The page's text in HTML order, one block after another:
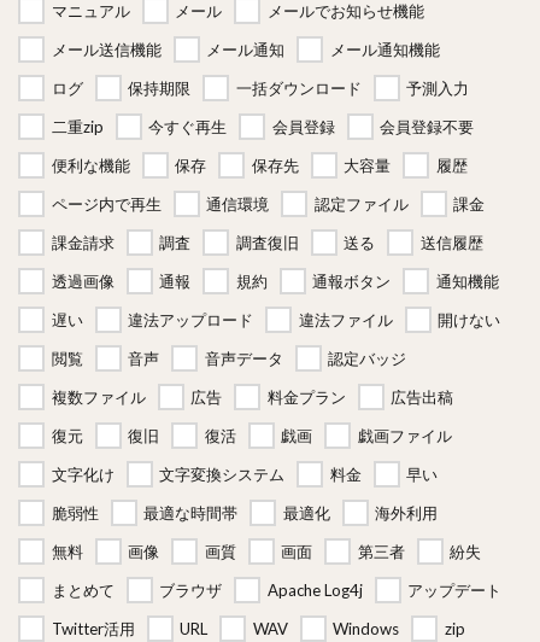
マニュアル
メール
メールでお知らせ機能
メール送信機能
メール通知
メール通知機能
ログ
保持期限 一括ダウンロード
予測入力
二重zip
今すぐ再生 会員登録
会員登録不要
便利な機能
保存 保存先 大容量
履歴
ページ内で再生
通信環境 認定ファイル
課金
課金請求
調査 調査復旧 送る
送信履歴
透過画像
通報 規約 通報ボタン
通知機能
遅い
違法アップロード 違法ファイル
開けない
閲覧
音声 音声データ
認定バッジ
複数ファイル
広告 料金プラン
広告出稿
復元
復旧 復活 戯画
戯画ファイル
文字化け
文字変換システム 料金
早い
脆弱性
最適な時間帯 最適化
海外利用
無料
画像 画質 画面 第三者
紛失
まとめて
ブラウザ Apache Log4j
アップデート
Twitter活用
URL WAV Windows
zip